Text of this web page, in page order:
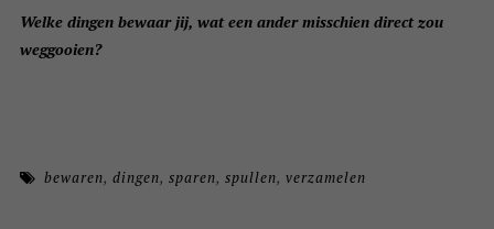
Welke dingen bewaar jij, wat een ander misschien direct zou
weggooien?
bewaren,dingen,sparen,spullen,verzamelen